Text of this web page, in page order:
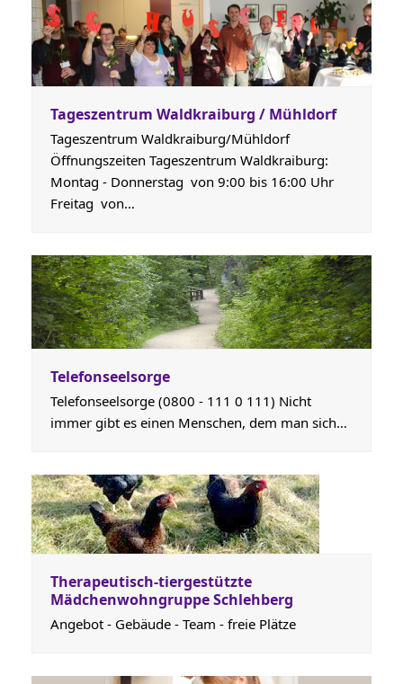
Tageszentrum Waldkraiburg / Mühldorf
Tageszentrum Waldkraiburg/Mühldorf
Öffnungszeiten Tageszentrum Waldkraiburg:
Montag - Donnerstag von 9:00 bis 16:00 Uhr
Freitag von…
Telefonseelsorge
Telefonseelsorge (0800 - 111 0 111) Nicht
immer gibt es einen Menschen, dem man sich…
Therapeutisch-tiergestützte
Mädchenwohngruppe Schlehberg
Angebot - Gebäude - Team - freie Plätze